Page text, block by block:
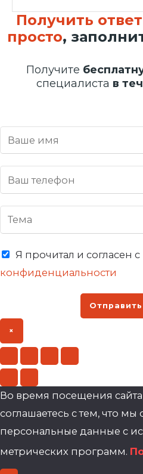
Получить
просто,
Получите
специалиста в
Я прочитал и согласен
конфиденциальности
Отправить
×
Во время посещения
соглашаетесь с тем, что
персональные данные с
метрических программ.